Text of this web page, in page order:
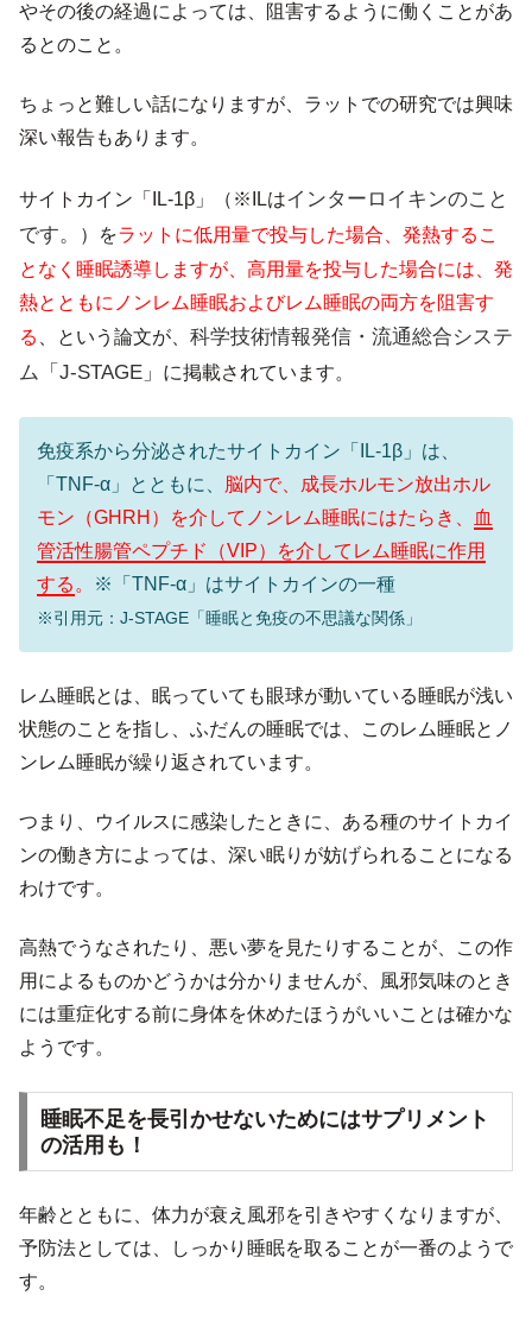
やその後の経過によっては、阻害するように働くことがあ
るとのこと。
ちょっと難しい話になりますが、ラットでの研究では興味
深い報告もあります。
サイトカイン「IL-1β」（※ILはインターロイキンのこと
です。
）をラットに低用量で投与した場合、発熱するこ
となく睡眠誘導しますが、高用量を投与した場合には、発
熱とともにノンレム睡眠およびレム睡眠の両方を阻害す
る
、という論文が、 科学技術情報発信・流通総合システ
ム「J-STAGE」に掲載されています。
免疫系から分泌されたサイトカイン「IL-1β」は、
「TNF-α」とともに、
脳内で、成長ホルモン放出ホル
モン（GHRH）を介してノンレム睡眠にはたらき、
血
管活性腸管ペプチド（VIP）を介してレム睡眠に作用
する 。 ※「TNF-α」はサイトカインの一種
※引用元：J-STAGE「睡眠と免疫の不思議な関係」
レム睡眠とは、眠っていても眼球が動いている睡眠が浅い
状態のことを指し、ふだんの睡眠では、このレム睡眠とノ
ンレム睡眠が繰り返されています。
つまり、ウイルスに感染したときに、ある種のサイトカイ
ンの働き方によっては、深い眠りが妨げられることになる
わけです。
高熱でうなされたり、悪い夢を見たりすることが、この作
用によるものかどうかは分かりませんが、風邪気味のとき
には重症化する前に身体を休めたほうがいいことは確かな
ようです。
睡眠不足を長引かせないためにはサプリメント
の活用も！
年齢とともに、体力が衰え風邪を引きやすくなりますが、
予防法としては、しっかり睡眠を取ることが一番のようで
す。